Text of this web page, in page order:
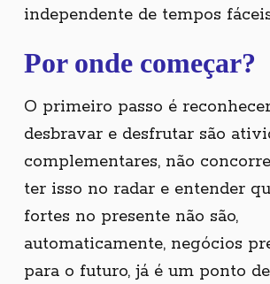
independente de tempos
Por onde começar?
O primeiro passo é
desbravar e desfrutar são
complementares, não
ter isso no radar e entender
fortes no presente não são,
automaticamente, negócios
para o futuro, já é um ponto